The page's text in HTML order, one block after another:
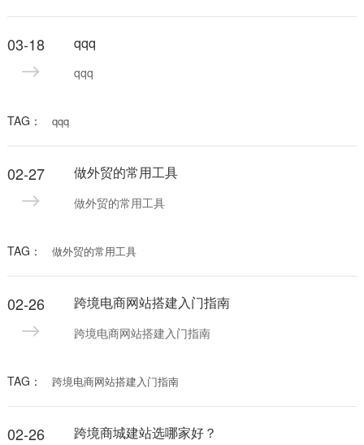
03-18 qqq
qqq
TAG： qqq
02-27 做外贸的常用工具
做外贸的常用工具
TAG： 做外贸的常用工具
02-26 跨境电商网站搭建入门指南
跨境电商网站搭建入门指南
TAG： 跨境电商网站搭建入门指南
02-26 跨境商城建站选哪家好？